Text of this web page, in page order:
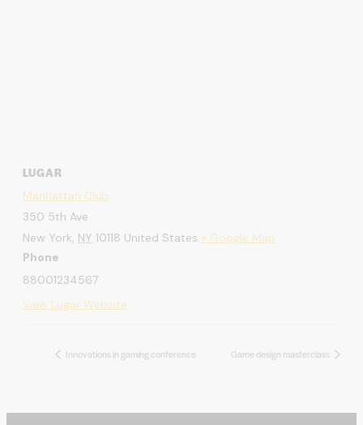
LUGAR
Manhattan Club
350 5th Ave
New York, NY 10118 United States + Google Map
Phone
88001234567
View Lugar Website
Innovations in gaming conference Game design masterclass